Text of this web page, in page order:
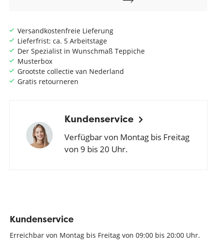
Versandkostenfreie Lieferung
Lieferfrist: ca. 5 Arbeitstage
Der Spezialist in Wunschmaß Teppiche
Musterbox
Grootste collectie van Nederland
Gratis retourneren
Kundenservice
Verfügbar von Montag bis Freitag
von 9 bis 20 Uhr.
Kundenservice
Erreichbar von Montag bis Freitag von 09:00 bis 20:00 Uhr.